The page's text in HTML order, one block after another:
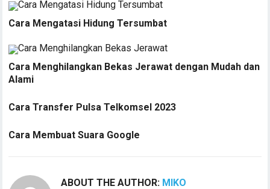
Cara Mengatasi Hidung Tersumbat
Cara Menghilangkan Bekas Jerawat dengan Mudah dan
Alami
Cara Transfer Pulsa Telkomsel 2023
Cara Membuat Suara Google
ABOUT THE AUTHOR: MIKO